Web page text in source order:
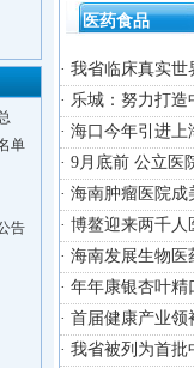
单
告
医药食品
· 我省临床真实
· 乐城：努力打
· 海口今年引进
· 9月底前 公立医
· 海南肿瘤医院
· 博鳌迎来两千人
· 海南发展生物
· 年年康银杏叶精
· 首届健康产业
· 我省被列为首